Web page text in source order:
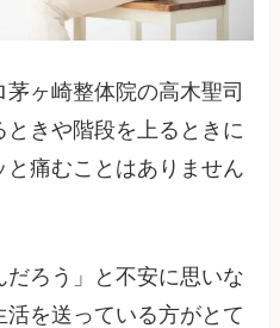
ヶ崎整体院の高木聖司
きや階段を上るときに
痛むことはありません
ろう」と不安に思いな
を送っている方がとて